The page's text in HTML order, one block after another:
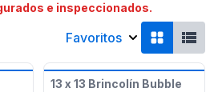
e inspeccionados.
Favoritos
13 x 13 Brincolín Bubble